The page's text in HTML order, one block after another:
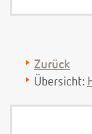
Zurück
Übersicht: